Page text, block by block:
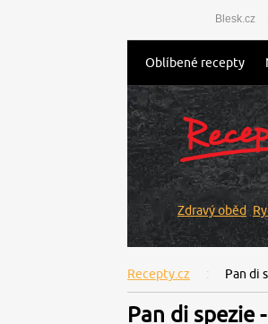
Blesk.cz
Oblíbené recepty
Zdravý oběd
Recepty.cz Pan di
Pan di spezie